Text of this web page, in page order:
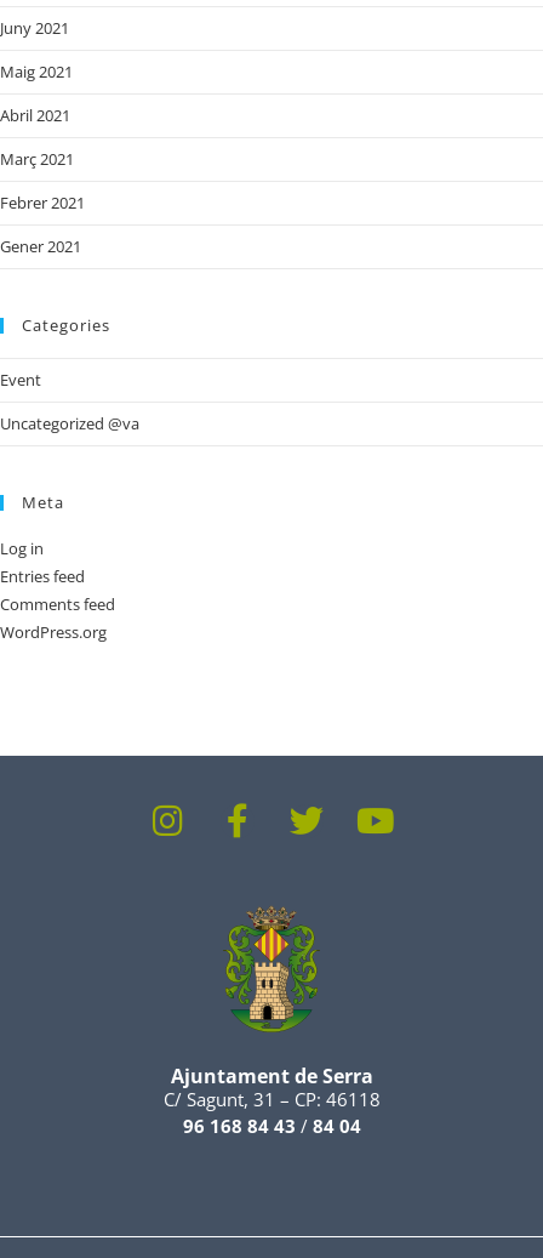
Juny 2021
Maig 2021
Abril 2021
Març 2021
Febrer 2021
Gener 2021
Categories
Event
Uncategorized @va
Meta
Log in
Entries feed
Comments feed
WordPress.org
Ajuntament de Serra
C/ Sagunt, 31 – CP: 46118
96 168 84 43 / 84 04